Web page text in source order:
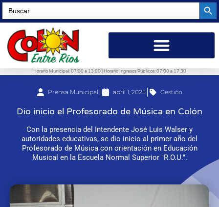
Search
for:
Horario Municipal: 07:00 a 13:00 | Horario Ingresos Públicos: 07:00 a 17:30
Prensa Municipal abril 1, 2025 Gestión
Dio inicio el Profesorado de Música en Colón
Con la presencia del Intendente José Luis Walser y
autoridades educativas, se dio inicio al primer año del
Profesorado de Música con orientación en Educación
Musical en la Escuela Normal Superior "R.O.U.".